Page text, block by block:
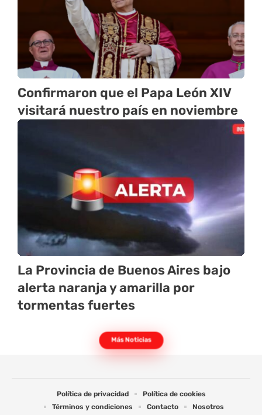
Confirmaron que el Papa León XIV
visitará nuestro país en noviembre
La Provincia de Buenos Aires bajo
alerta naranja y amarilla por
tormentas fuertes
Más Noticias
Política de privacidad
Política de cookies
Términos y condiciones
Contacto Nosotros